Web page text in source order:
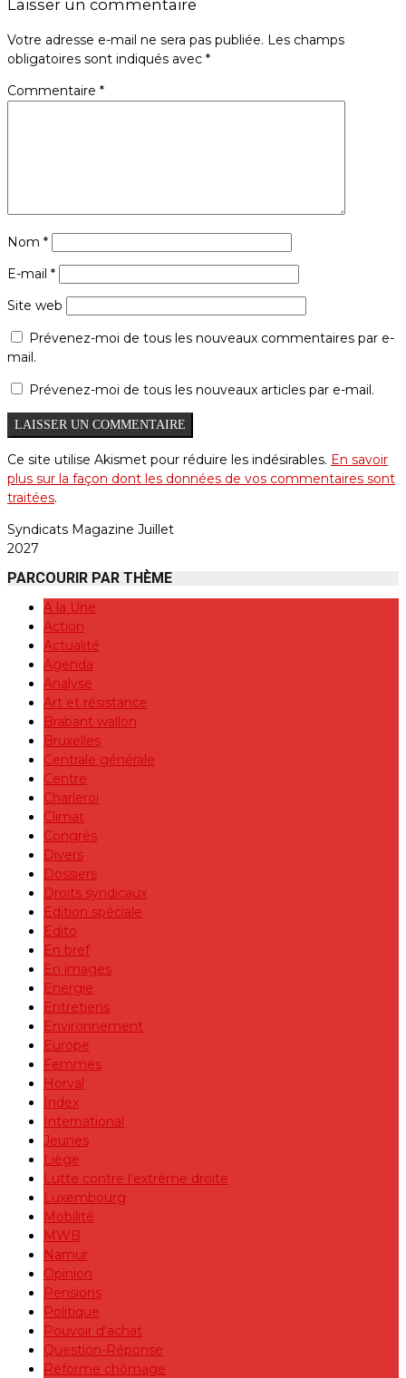
Laisser un commentaire
Votre adresse e-mail ne sera pas publiée. Les champs
obligatoires sont indiqués avec *
Commentaire *
Nom *
E-mail *
Site web
Prévenez-moi de tous les nouveaux commentaires par e-
mail.
Prévenez-moi de tous les nouveaux articles par e-mail.
Ce site utilise Akismet pour réduire les indésirables. En savoir
plus sur la façon dont les données de vos commentaires sont
traitées.
Syndicats Magazine Juillet
2027
PARCOURIR PAR THÈME
A la Une
Action
Actualité
Agenda
Analyse
Art et résistance
Brabant wallon
Bruxelles
Centrale générale
Centre
Charleroi
Climat
Congrès
Divers
Dossiers
Droits syndicaux
Edition spéciale
Edito
En bref
En images
Energie
Entretiens
Environnement
Europe
Femmes
Horval
Index
International
Jeunes
Liège
Lutte contre l'extrême droite
Luxembourg
Mobilité
MWB
Namur
Opinion
Pensions
Politique
Pouvoir d'achat
Question-Réponse
Réforme chômage